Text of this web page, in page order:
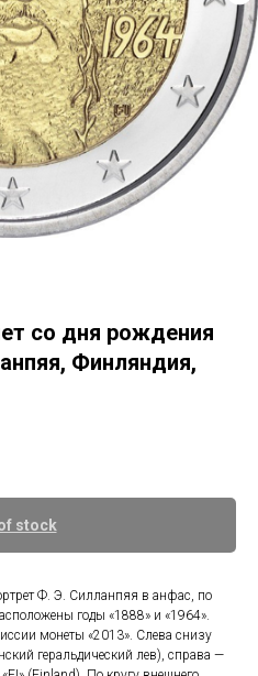
со дня рождения
Финляндия,
stock
Ф. Э. Силланпяя в анфас, по
годы «1888» и «1964».
монеты «2013». Слева снизу
геральдический лев), справа —